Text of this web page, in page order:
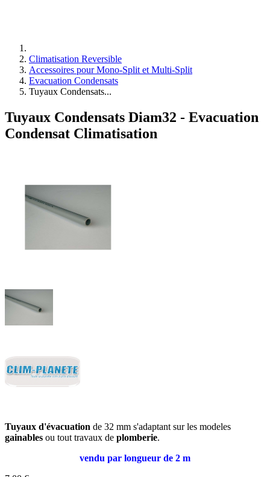
Climatisation Reversible
Accessoires pour Mono-Split et Multi-Split
Evacuation Condensats
Tuyaux Condensats...
Tuyaux Condensats Diam32 - Evacuation
Condensat Climatisation
Tuyaux d'évacuation de 32 mm s'adaptant sur les modeles
gainables ou tout travaux de plomberie.
vendu par longueur de 2 m